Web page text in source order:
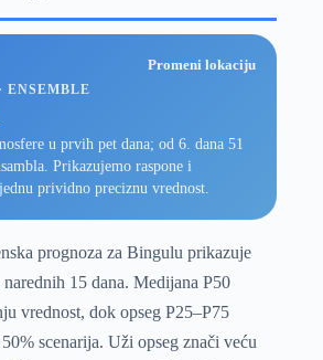
Promeni lokaciju
ENSEMBLE
u prvih pet dana; od 6. dana 51
Prikazujemo raspone i
prividno preciznu vrednost.
prognoza za Bingulu prikazuje
narednih 15 dana. Medijana P50
vrednost, dok opseg P25–P75
scenarija. Uži opseg znači veću